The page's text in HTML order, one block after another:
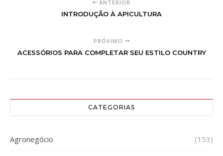
ANTERIOR
INTRODUÇÃO À APICULTURA
PRÓXIMO
ACESSÓRIOS PARA COMPLETAR SEU ESTILO COUNTRY
CATEGORIAS
Agronegócio (153)